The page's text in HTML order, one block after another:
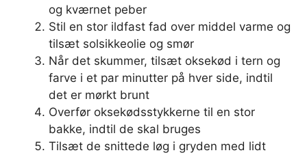
og kværnet peber
Stil en stor ildfast fad over middel varme og
tilsæt solsikkeolie og smør
Når det skummer, tilsæt oksekød i tern og
farve i et par minutter på hver side, indtil
det er mørkt brunt
Overfør oksekødsstykkerne til en stor
bakke, indtil de skal bruges
Tilsæt de snittede løg i gryden med lidt